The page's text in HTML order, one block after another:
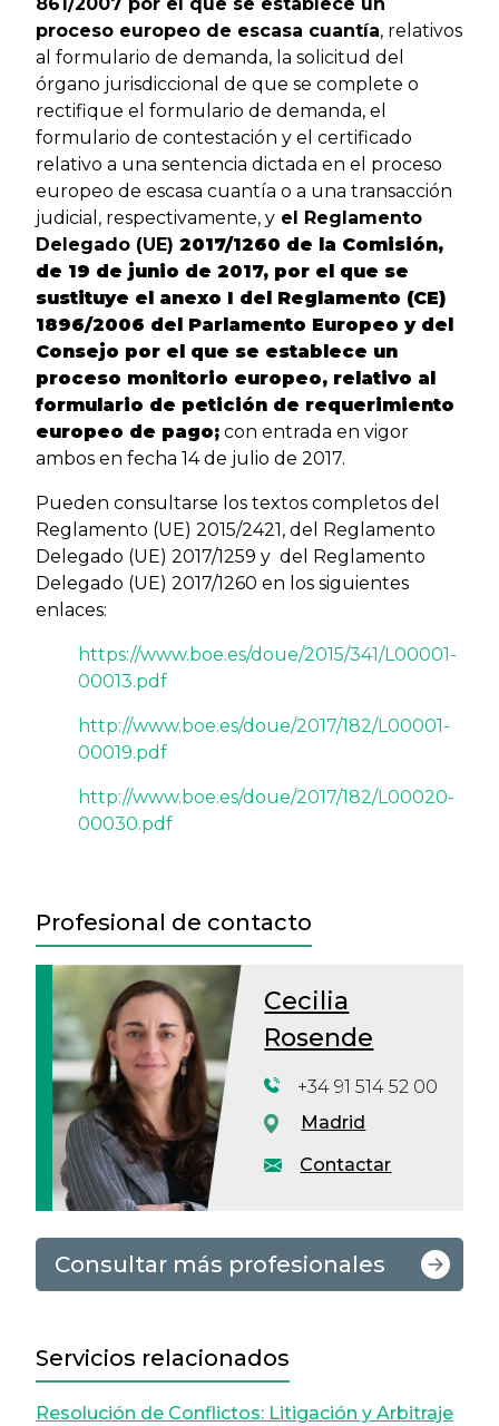
proceso europeo de escasa cuantía, relativos
al formulario de demanda, la solicitud del
órgano jurisdiccional de que se complete o
rectifique el formulario de demanda, el
formulario de contestación y el certificado
relativo a una sentencia dictada en el proceso
europeo de escasa cuantía o a una transacción
judicial, respectivamente, y el Reglamento
Delegado (UE) 2017/1260 de la Comisión,
de 19 de junio de 2017, por el que se
sustituye el anexo I del Reglamento (CE)
1896/2006 del Parlamento Europeo y del
Consejo por el que se establece un
proceso monitorio europeo, relativo al
formulario de petición de requerimiento
europeo de pago; con entrada en vigor
ambos en fecha 14 de julio de 2017.
Pueden consultarse los textos completos del
Reglamento (UE) 2015/2421, del Reglamento
Delegado (UE) 2017/1259 y del Reglamento
Delegado (UE) 2017/1260 en los siguientes
enlaces:
https://www.boe.es/doue/2015/341/L00001-
00013.pdf
http://www.boe.es/doue/2017/182/L00001-
00019.pdf
http://www.boe.es/doue/2017/182/L00020-
00030.pdf
Profesional de contacto
Cecilia
Rosende
Contactar
+34 91 514 52 00
Madrid
Consultar más profesionales
Servicios relacionados
Resolución de Conflictos: Litigación y Arbitraje